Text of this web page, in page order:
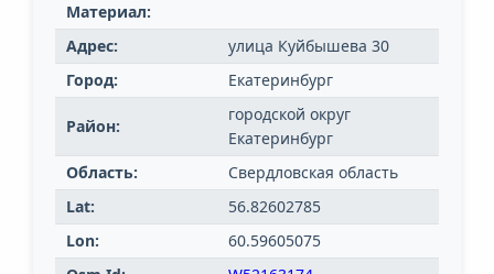
Материал:
Адрес:
улица Куйбышева 30
Город:
Екатеринбург
Район:
городской округ
Екатеринбург
Область:
Свердловская область
Lat:
56.82602785
Lon:
60.59605075